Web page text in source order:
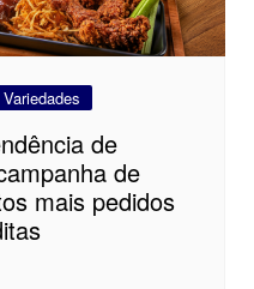
Variedades
de
de
mais pedidos